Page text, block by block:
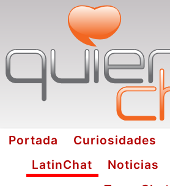
Portada Curiosidades
LatinChat
Noticias